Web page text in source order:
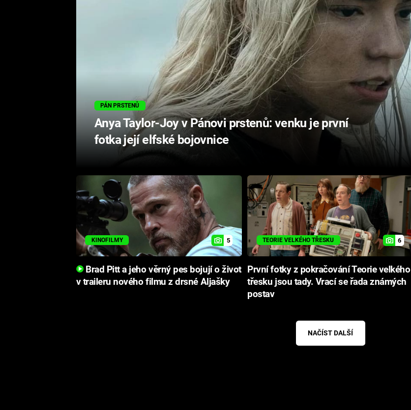
PÁN PRSTENŮ
Anya Taylor-Joy v Pánovi prstenů: venku je první
fotka její elfské bojovnice
KINOFILMY 5
Brad Pitt a jeho věrný pes bojují o život
v traileru nového filmu z drsné Aljašky
TEORIE VELKÉHO TŘESKU 6
První fotky z pokračování Teorie velkého
třesku jsou tady. Vrací se řada známých
postav
NAČÍST DALŠÍ